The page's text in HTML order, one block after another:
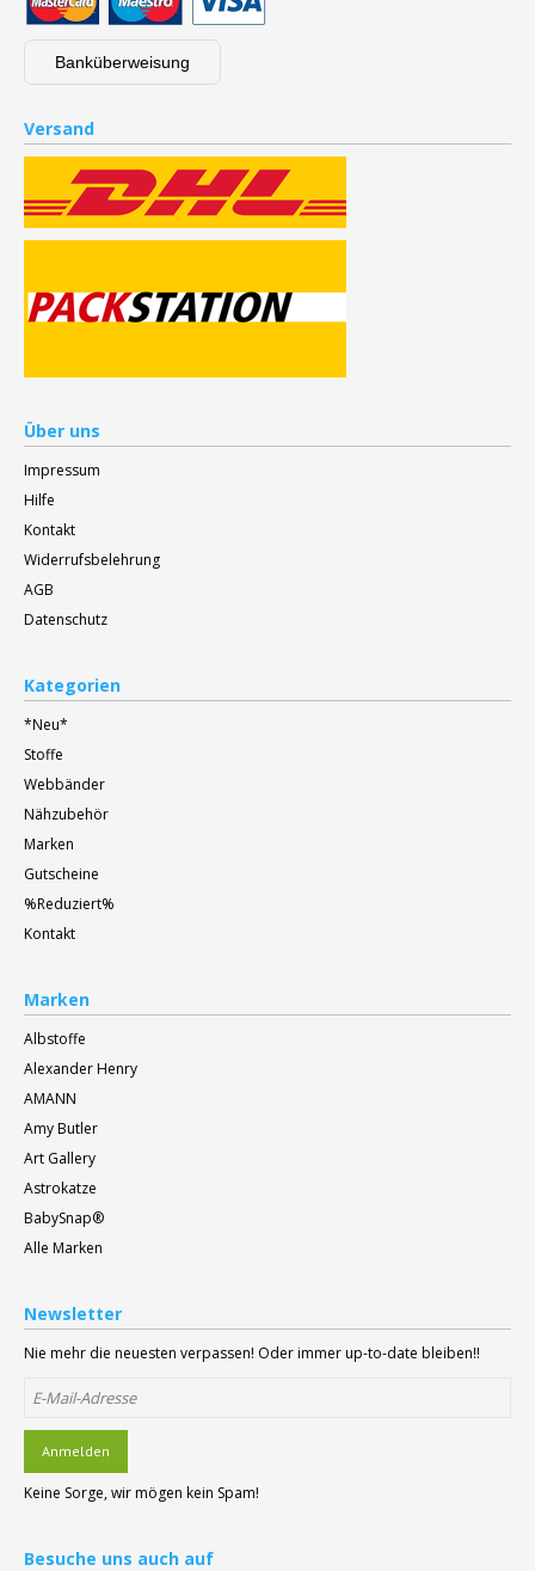
Banküberweisung
Versand
Über uns
Impressum
Hilfe
Kontakt
Widerrufsbelehrung
AGB
Datenschutz
Kategorien
*Neu*
Stoffe
Webbänder
Nähzubehör
Marken
Gutscheine
%Reduziert%
Kontakt
Marken
Albstoffe
Alexander Henry
AMANN
Amy Butler
Art Gallery
Astrokatze
BabySnap®
Alle Marken
Newsletter
Nie mehr die neuesten verpassen! Oder immer up-to-date bleiben!!
Anmelden
Keine Sorge, wir mögen kein Spam!
Besuche uns auch auf